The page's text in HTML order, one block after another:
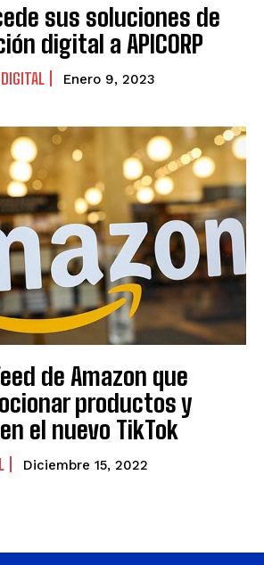
sus soluciones de
digital a APICORP
Enero 9, 2023
de Amazon que
productos y
el nuevo TikTok
Diciembre 15, 2022